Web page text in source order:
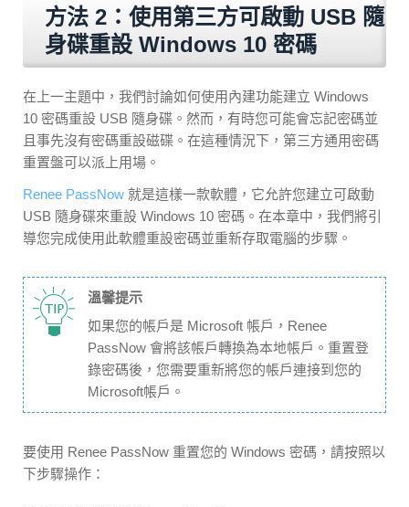
方法 2：使用第三方可啟動 USB 隨
身碟重設 Windows 10 密碼
在上一主題中，我們討論如何使用內建功能建立 Windows
10 密碼重設 USB 隨身碟。然而，有時您可能會忘記密碼並
且事先沒有密碼重設磁碟。在這種情況下，第三方通用密碼
重置盤可以派上用場。
Renee PassNow 就是這樣一款軟體，它允許您建立可啟動
USB 隨身碟來重設 Windows 10 密碼。在本章中，我們將引
導您完成使用此軟體重設密碼並重新存取電腦的步驟。
溫馨提示
如果您的帳戶是 Microsoft 帳戶，Renee
PassNow 會將該帳戶轉換為本地帳戶。重置登
錄密碼後，您需要重新將您的帳戶連接到您的
Microsoft帳戶。
要使用 Renee PassNow 重置您的 Windows 密碼，請按照以
下步驟操作：